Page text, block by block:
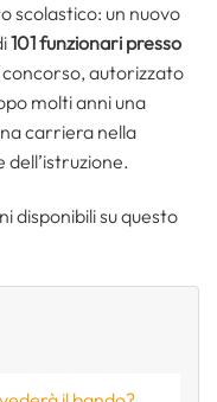
scolastico: un nuovo
101 funzionari presso
concorso, autorizzato
molti anni una
carriera nella
disponibili su questo